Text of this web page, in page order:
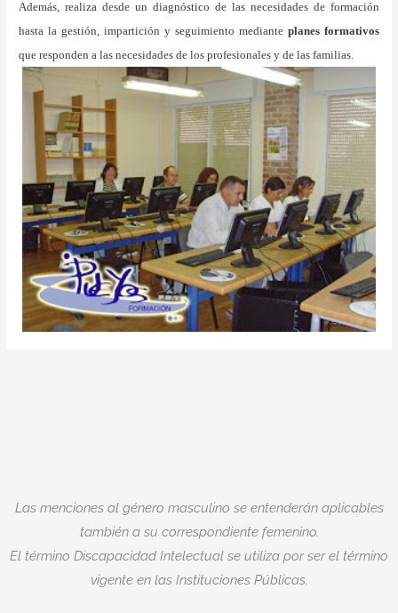
Además, realiza desde un diagnóstico de las necesidades de formación
hasta la gestión, impartición y seguimiento medianteplanes formativos
que responden a las necesidades de los profesionales y de las familias.
Las menciones al género masculino se entenderán aplicables
también a su correspondiente femenino.
El término Discapacidad Intelectual se utiliza por ser el término
vigente en las Instituciones Públicas.